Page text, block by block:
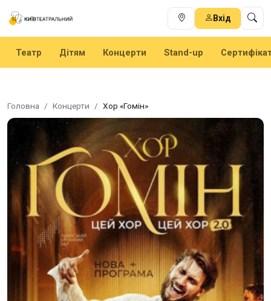
Вхід
Театр Дітям Концерти Stand-up
Головна Концерти Хор «Гомін»